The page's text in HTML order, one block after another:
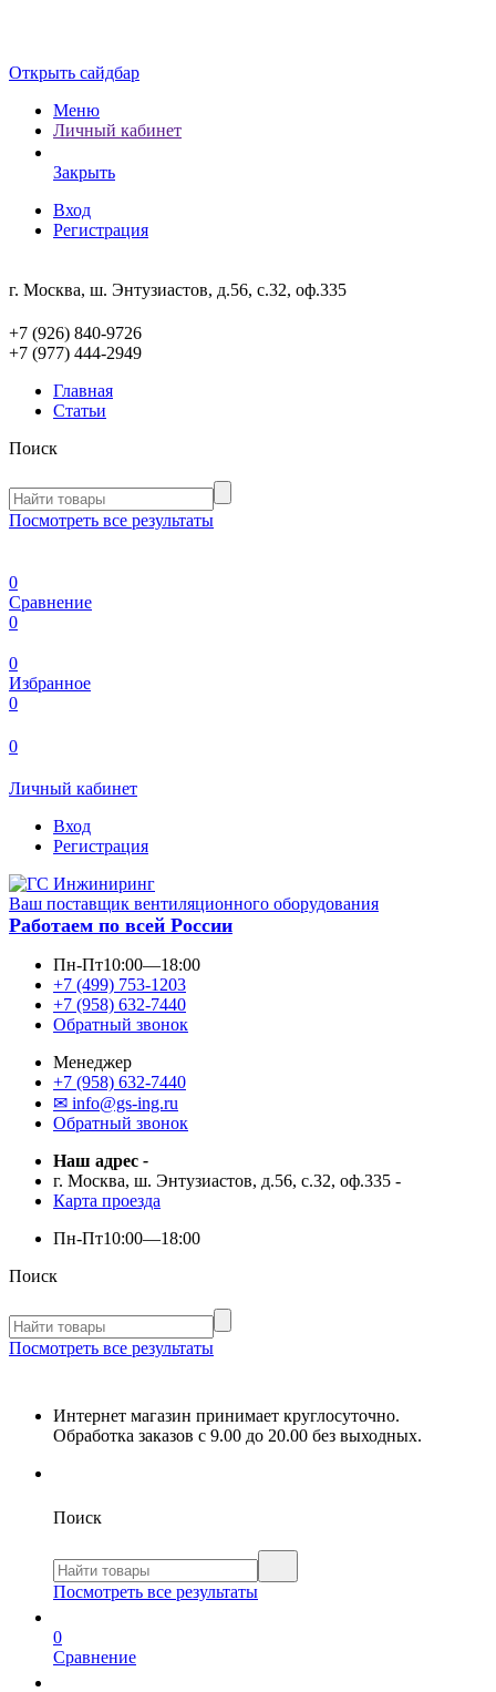
Открыть сайдбар
Меню
Личный кабинет
Закрыть
Вход
Регистрация
г. Москва, ш. Энтузиастов, д.56, с.32, оф.335
+7 (926) 840-9726
+7 (977) 444-2949
Главная
Статьи
Поиск
Посмотреть все результаты
0
Сравнение
0
0
Избранное
0
0
Личный кабинет
Вход
Регистрация
Ваш поставщик вентиляционного оборудования
Работаем по всей России
Пн-Пт10:00—18:00
+7 (499) 753-1203
+7 (958) 632-7440
Обратный звонок
Менеджер
+7 (958) 632-7440
✉ info@gs-ing.ru
Обратный звонок
Наш адрес -
г. Москва, ш. Энтузиастов, д.56, с.32, оф.335 -
Карта проезда
Пн-Пт10:00—18:00
Поиск
Посмотреть все результаты
Интернет магазин принимает круглосуточно.
Обработка заказов с 9.00 до 20.00 без выходных.
Поиск
Посмотреть все результаты
0
Сравнение